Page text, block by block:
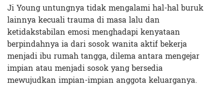
Ji Young untungnya tidak mengalami hal-hal buruk
lainnya kecuali trauma di masa lalu dan
ketidakstabilan emosi menghadapi kenyataan
berpindahnya ia dari sosok wanita aktif bekerja
menjadi ibu rumah tangga, dilema antara mengejar
impian atau menjadi sosok yang bersedia
mewujudkan impian-impian anggota keluarganya.